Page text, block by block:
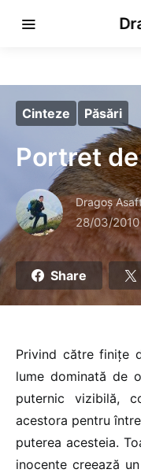
Cinteze Păsări
Portret
Dragoş
28/03/2010
Share
Privind către finiţe
lume dominată de
puternic vizibilă,
acestora pentru
puterea acesteia.
inocente creează